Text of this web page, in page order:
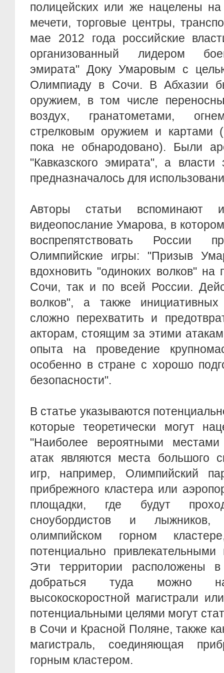
полицейских или же нацелены
мечети, торговые центры,
мае 2012 года российские
организованный лидером
эмирата" Доку Умаровым с
Олимпиаду в Сочи. В Абхазии
оружием, в том числе
воздух, гранатометами,
стрелковым оружием и картами
пока не обнародовано). Были
"Кавказского эмирата", а
предназначалось для
Авторы статьи вспоминают
видеопослание Умарова, в
воспрепятствовать России
Олимпийские игры: "Призыв
вдохновить "одиноких волков" на
Сочи, так и по всей России.
волков", а также
сложно перехватить и
акторам, стоящим за этими
опыта на проведение
особенно в стране с хорошо
безопасности".
В статье указываются
которые теоретически могут
"Наиболее вероятными
атак являются места большого
игр, например, Олимпийский
прибрежного кластера или
площадки, где будут
сноубордистов и
олимпийском горном
потенциально
Эти территории расположены
добраться туда можно
высокоскоростной магистрали
потенциальными целями могут
в Сочи и Красной Поляне, также
магистраль, соединяющая
горным кластером.